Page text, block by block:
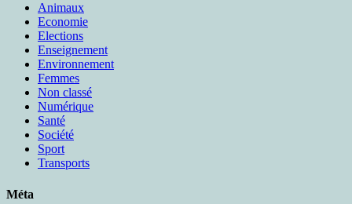
Animaux
Economie
Elections
Enseignement
Environnement
Femmes
Non classé
Numérique
Santé
Société
Sport
Transports
Méta